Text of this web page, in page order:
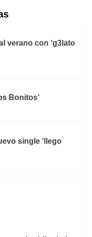
verano con ‘g3lato
Bonitos’
single ‘llego